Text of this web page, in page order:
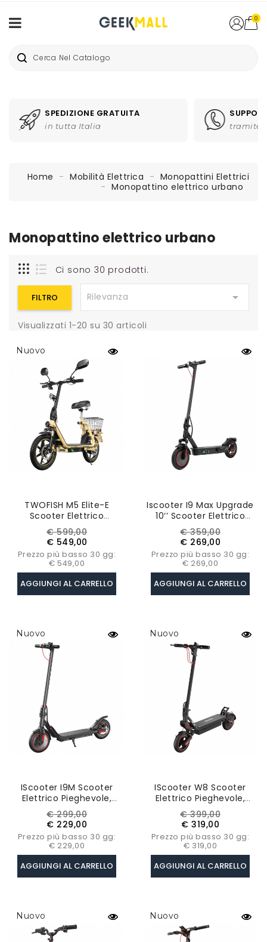
0
SPEDIZIONE GRATUITA
in tutta Italia tramite
Home Mobilità Elettrica
Monopattini Elettrici
Monopattino elettrico urbano
Monopattino elettrico urbano
Ci sono 30 prodotti.
FILTRO Rilevanza 
Visualizzati 1-20 su 30 articoli
Nuovo
TWOFISH M5 Elite-E
Scooter Elettrico
Pieghevole Certificato
CEE Con Sedile E Cestino
Posteriore, Motore 500W
- Giallo
Prezzo
base
€ 599,00Prezzo
€ 549,00
Prezzo più basso 30 gg:
€ 549,00
AGGIUNGI AL CARRELLO
Iscooter I9 Max Upgrade
10‘’ Scooter Elettrico
Pieghevole Assorbimento
Dual Shock , Motore Da
500W E Batteria Da 10Ah
Prezzo
base
€ 359,00Prezzo
€ 269,00
Prezzo più basso 30 gg:
€ 269,00
AGGIUNGI AL CARRELLO
Nuovo
IScooter I9M Scooter
Elettrico Pieghevole,
Motore 500W, Batteria
42V 7.5AH, Pneumatici
Da 10 Pollici, 35km/h
Prezzo
base
€ 299,00Prezzo
€ 229,00
Prezzo più basso 30 gg:
€ 229,00
AGGIUNGI AL CARRELLO
Nuovo
IScooter W8 Scooter
Elettrico Pieghevole,
Motore 500W, Batteria
48V 10.4Ah, Pneumatico
9.3 Pollici, 40km/h, 40km,
Controllo App
Prezzo
base
€ 399,00Prezzo
€ 319,00
Prezzo più basso 30 gg:
€ 319,00
AGGIUNGI AL CARRELLO
Nuovo Nuovo